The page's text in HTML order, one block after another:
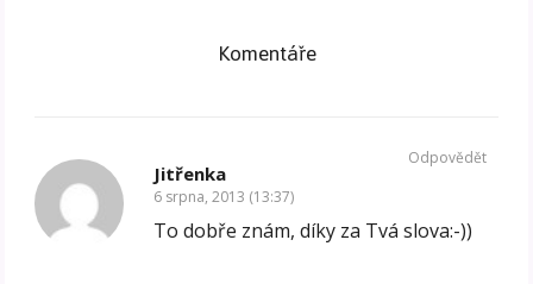
Komentáře
Jitřenka
6 srpna, 2013 (13:37)
To dobře znám, díky za Tvá slova:-))
Odpovědět